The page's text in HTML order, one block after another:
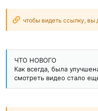
чтобы видеть ссылку,
ЧТО НОВОГО
Как всегда, была
смотреть видео стало